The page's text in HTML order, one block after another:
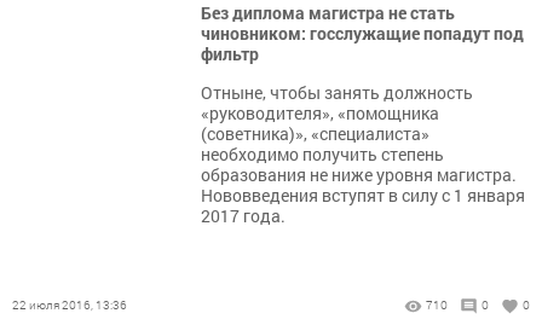
Без диплома магистра не стать
чиновником: госслужащие попадут под
фильтр
Отныне, чтобы занять должность
«руководителя», «помощника
(советника)», «специалиста»
необходимо получить степень
образования не ниже уровня магистра.
Нововведения вступят в силу с 1 января
2017 года.
22 июля 2016, 13:36 710 0 0